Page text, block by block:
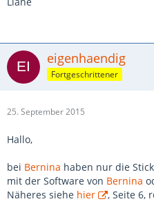
eigenhaendig
Fortgeschrittener
25. September 2015
Hallo,
bei Bernina haben nur die
mit der Software von Bernina
Näheres siehe hier , Seite 6,